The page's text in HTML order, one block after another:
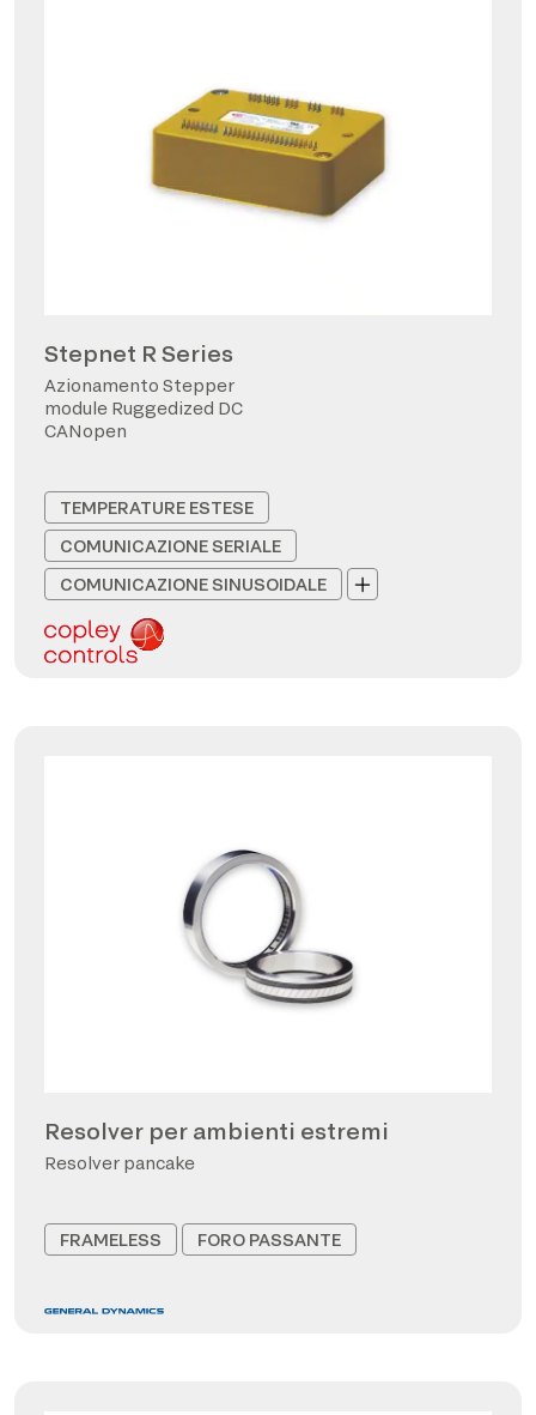
Stepnet R Series
Azionamento Stepper
module Ruggedized DC
CANopen
TEMPERATURE ESTESE
COMUNICAZIONE SERIALE
COMUNICAZIONE SINUSOIDALE
Resolver per ambienti estremi
Resolver pancake
FRAMELESS FORO PASSANTE